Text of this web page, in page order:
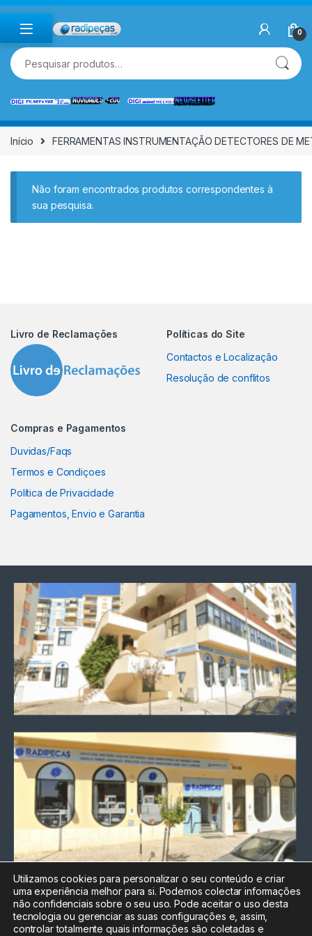
Skip to navigation
Skip to content
0
Pesquisar por:
Início FERRAMENTAS INSTRUMENTAÇÃO DETECTORES DE
Não foram encontrados produtos correspondentes à
sua pesquisa.
Livro de Reclamações
Políticas do Site
Contactos e Localização
Resolução de conflitos
Compras e Pagamentos
Duvidas/Faqs
Termos e Condiçoes
Política de Privacidade
Pagamentos, Envio e Garantia
Chamada para a rede fixa
nacional
Electrónica:212
Utilizamos cookies para personalizar o seu conteúdo e criar
uma experiência melhor para si. Podemos colectar informações
não confidenciais sobre o seu uso. Pode aceitar o uso desta
tecnologia ou gerenciar as suas configurações e, assim,
controlar totalmente quais informações são coletadas e